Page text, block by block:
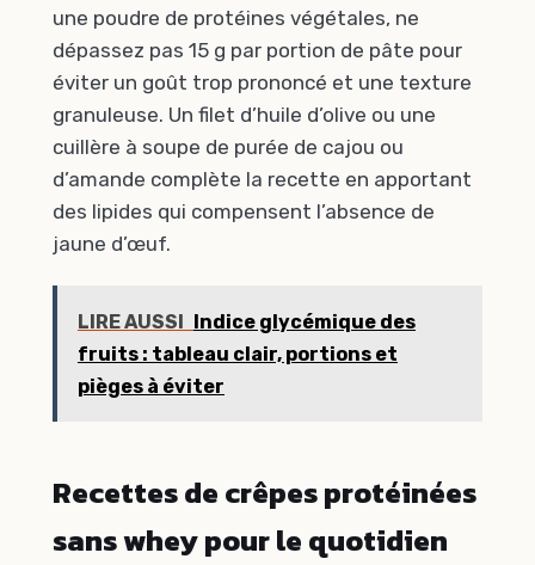
une poudre de protéines végétales, ne
dépassez pas 15 g par portion de pâte pour
éviter un goût trop prononcé et une texture
granuleuse. Un filet d’huile d’olive ou une
cuillère à soupe de purée de cajou ou
d’amande complète la recette en apportant
des lipides qui compensent l’absence de
jaune d’œuf.
LIRE AUSSI Indice glycémique des
fruits : tableau clair, portions et
pièges à éviter
Recettes de crêpes protéinées
sans whey pour le quotidien